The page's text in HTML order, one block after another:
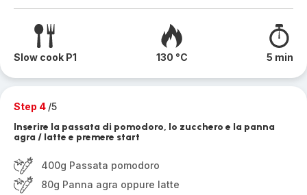
Slow cook P1 130 °C 5 min
Step 4 /5
Inserire la passata di pomodoro, lo zucchero e la panna
agra / latte e premere start
400g Passata pomodoro
80g Panna agra oppure latte